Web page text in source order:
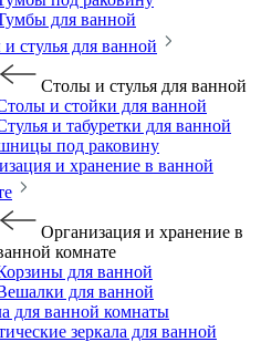
для ванной
стулья для ванной
Столы и стулья для ванной
и стойки для ванной
и табуретки для ванной
под раковину
и хранение в ванной
Организация и хранение в
комнате
для ванной
для ванной
для ванной комнаты
зеркала для ванной